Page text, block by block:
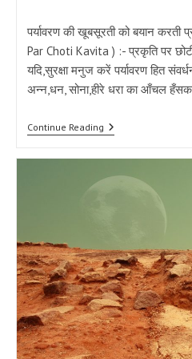
पर्यावरण की खूबसूरती को बयान करती
Par Choti Kavita ) :- प्रकृति पर
यदि,सुरक्षा मनुज करें पर्यावरण हित
अन्न,धन, सोना,हीरे धरा का आँचल
Continue Readingप्रकृति
पर
–
की
खुशहाली